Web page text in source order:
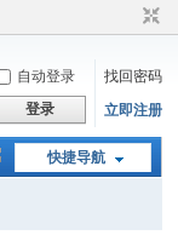
自动登录
找回密码
登录 立即注册
快捷导航